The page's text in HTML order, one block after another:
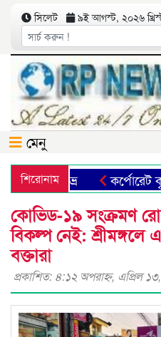
সিলেট ৯ই আগস্ট, ২০২৬
মেনু
শিরোনাম
ফাহিম শুভ্র কর্পোরেট
কোভিড-১৯ সংক্রমণ
বিকল্প নেই: শ্রীমঙ্গলে
বক্তারা
প্রকাশিত: ৪:১২ অপরাহ্ণ, এপ্রিল